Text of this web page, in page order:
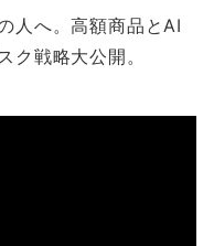
人へ。高額商品とAI
ク戦略大公開。